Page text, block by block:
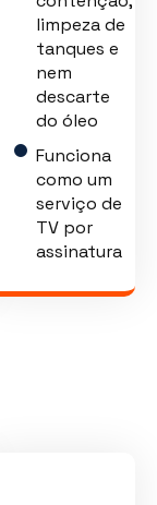
limpeza de
tanques e
nem
descarte
do óleo
Funciona
como um
serviço de
TV por
assinatura